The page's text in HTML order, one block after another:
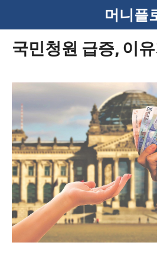
텐
머니플
국민청원 급증, 이